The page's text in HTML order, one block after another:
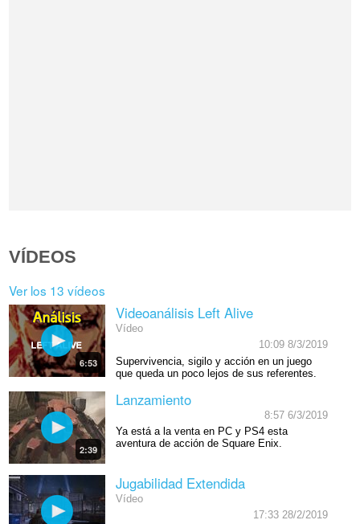
VÍDEOS
Ver los 13 vídeos
6:53
Videoanálisis Left Alive
Vídeo
10:09 8/3/2019
Supervivencia, sigilo y acción en un juego
que queda un poco lejos de sus referentes.
2:39
Lanzamiento
8:57 6/3/2019
Ya está a la venta en PC y PS4 esta
aventura de acción de Square Enix.
Jugabilidad Extendida
Vídeo
17:33 28/2/2019